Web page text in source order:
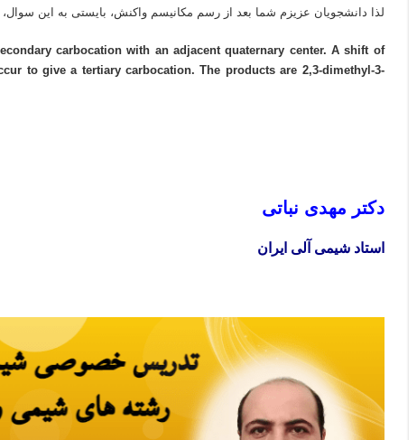
لذا دانشجویان عزیزم شما بعد از رسم مکانیسم واکنش، بایستی به این سوال،
carbocation with an adjacent quaternary center. A shift of
to give a tertiary carbocation. The products are 2,3-dimethyl-3-
دکتر مهدی نباتی
استاد شیمی آلی ایران